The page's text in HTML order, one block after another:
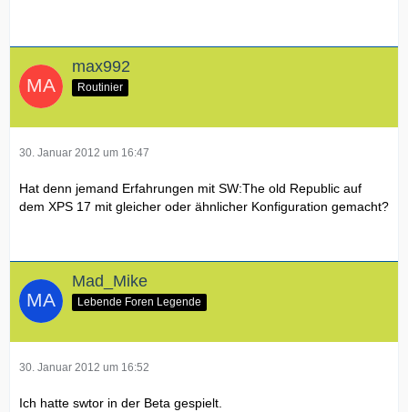
max992
Routinier
30. Januar 2012 um 16:47
Hat denn jemand Erfahrungen mit SW:The old Republic auf
dem XPS 17 mit gleicher oder ähnlicher Konfiguration gemacht?
Mad_Mike
Lebende Foren Legende
30. Januar 2012 um 16:52
Ich hatte swtor in der Beta gespielt.